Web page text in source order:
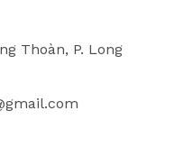
Thoàn, P. Long